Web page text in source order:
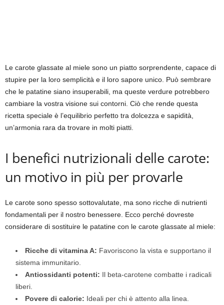
Le carote glassate al miele sono un piatto sorprendente, capace di
stupire per la loro semplicità e il loro sapore unico. Può sembrare
che le patatine siano insuperabili, ma queste verdure potrebbero
cambiare la vostra visione sui contorni. Ciò che rende questa
ricetta speciale è l’equilibrio perfetto tra dolcezza e sapidità,
un’armonia rara da trovare in molti piatti.
I benefici nutrizionali delle carote:
un motivo in più per provarle
Le carote sono spesso sottovalutate, ma sono ricche di nutrienti
fondamentali per il nostro benessere. Ecco perché dovreste
considerare di sostituire le patatine con le carote glassate al miele:
Ricche di vitamina A: Favoriscono la vista e supportano il
sistema immunitario.
Antiossidanti potenti: Il beta-carotene combatte i radicali
liberi.
Povere di calorie: Ideali per chi è attento alla linea.